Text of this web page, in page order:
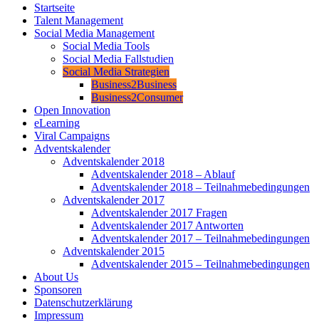
Startseite
Talent Management
Social Media Management
Social Media Tools
Social Media Fallstudien
Social Media Strategien
Business2Business
Business2Consumer
Open Innovation
eLearning
Viral Campaigns
Adventskalender
Adventskalender 2018
Adventskalender 2018 – Ablauf
Adventskalender 2018 – Teilnahmebedingungen
Adventskalender 2017
Adventskalender 2017 Fragen
Adventskalender 2017 Antworten
Adventskalender 2017 – Teilnahmebedingungen
Adventskalender 2015
Adventskalender 2015 – Teilnahmebedingungen
About Us
Sponsoren
Datenschutzerklärung
Impressum